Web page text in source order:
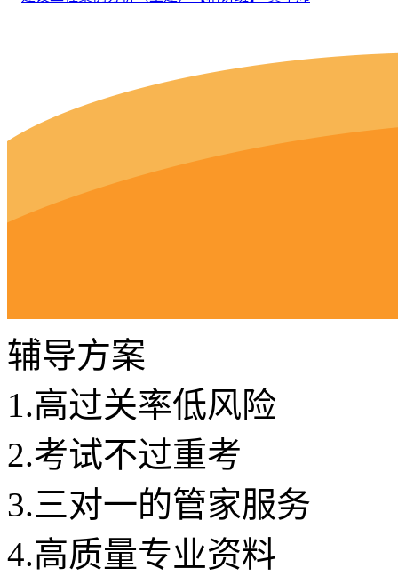
辅导方案
1.高过关率低风险
2.考试不过重考
3.三对一的管家服务
4.高质量专业资料